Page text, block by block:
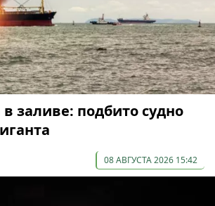
заливе: подбито судно
08 АВГУСТА 2026 15:42